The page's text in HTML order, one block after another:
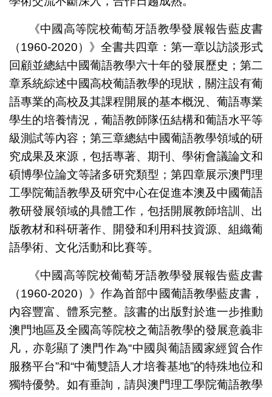
《中國高等院校葡萄牙語教學發展報告藍皮書
（1960-2020）》全書共四章：第一章以訪談形式
回顧並總結中國葡語教學六十年的發展歷史；第二
章系統綜述中國高校葡語教學的現狀，關注設有葡
語專業的高校及其課程開展的基本概況、葡語專業
學生的培養情況，葡語教師隊伍結構和葡語水平等
級測試等內容；第三章總結中國葡語教學領域的研
究成果及來源，包括專著、期刊、學術會議論文和
碩博學位論文等諸多研究類型；第四章展示澳門理
工學院葡語教學及研究中心在促進本澳及中國葡語
教研發展領域的具體工作，包括開展教師培訓、出
版教材和科研著作、開發和利用科技資源、組織葡
語學術、文化活動和比賽等。
《中國高等院校葡萄牙語教學發展報告藍皮書
（1960-2020）》作為首部中國葡語教學藍皮書，
內容豐富、體系完整。該書的出版對於進一步推動
澳門地區及全國高等院校之葡語教學的發展意義非
凡，亦彰顯了澳門作為“中國與葡語國家經貿合作
服務平台”和“中葡雙語人才培養基地”的特殊地位和
獨特優勢。如有垂詢，請與澳門理工學院葡語教學